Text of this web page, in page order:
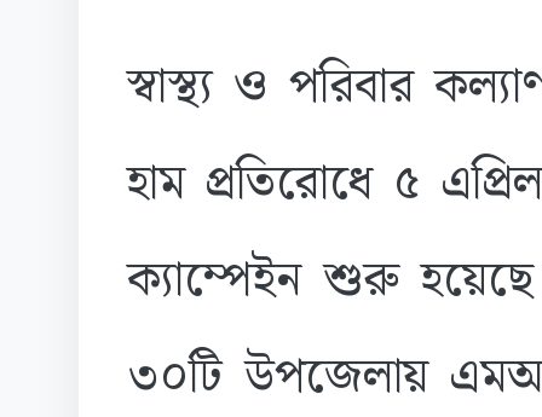
স্বাস্থ্য ও পরিবার
হাম প্রতিরোধে ৫
ক্যাম্পেইন শুরু
৩০টি উপজেলায়